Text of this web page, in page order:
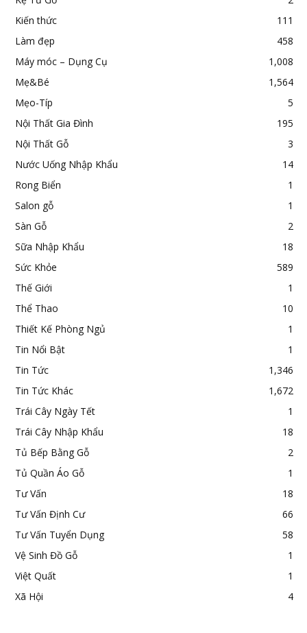
Kiến thức
111
Làm đẹp
458
Máy móc – Dụng Cụ
1,008
Mẹ&Bé
1,564
Mẹo-Típ
5
Nội Thất Gia Đình
195
Nội Thất Gỗ
3
Nước Uống Nhập Khẩu
14
Rong Biển
1
Salon gỗ
1
Sàn Gỗ
2
Sữa Nhập Khẩu
18
Sức Khỏe
589
Thế Giới
1
Thể Thao
10
Thiết Kế Phòng Ngủ
1
Tin Nổi Bật
1
Tin Tức
1,346
Tin Tức Khác
1,672
Trái Cây Ngày Tết
1
Trái Cây Nhập Khẩu
18
Tủ Bếp Bằng Gỗ
2
Tủ Quần Áo Gỗ
1
Tư Vấn
18
Tư Vấn Định Cư
66
Tư Vấn Tuyển Dụng
58
Vệ Sinh Đồ Gỗ
1
Việt Quất
1
Xã Hội
4